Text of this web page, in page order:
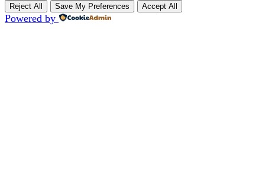
Reject All Save My Preferences Accept All
Powered by